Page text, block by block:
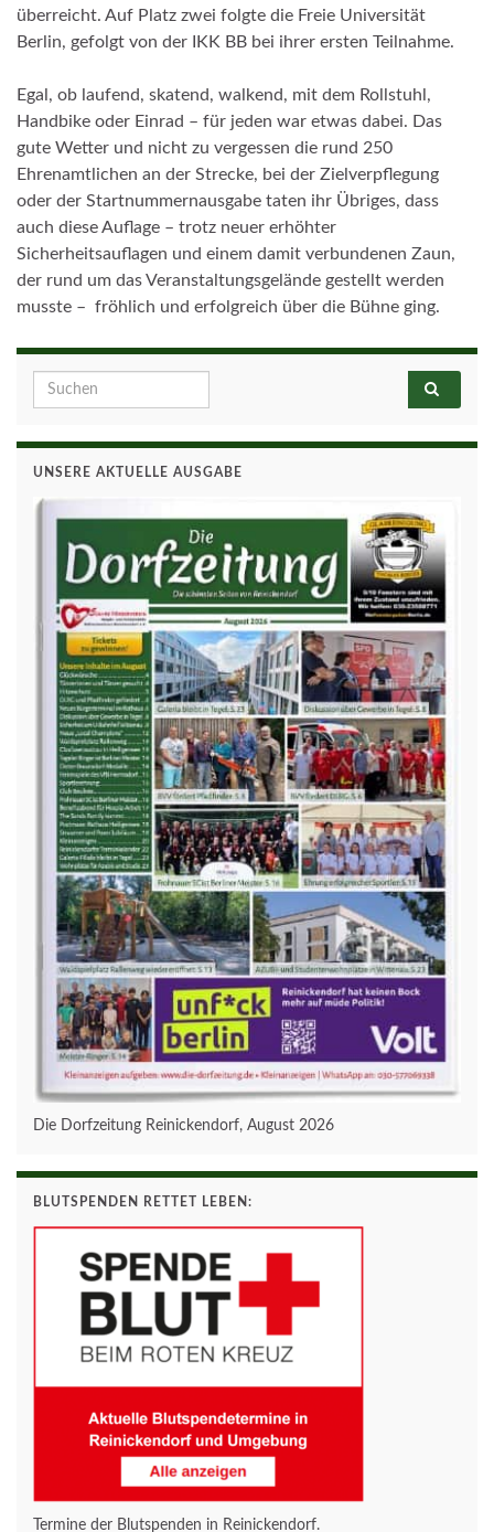
überreicht. Auf Platz zwei folgte die Freie Universität
Berlin, gefolgt von der IKK BB bei ihrer ersten Teilnahme.
Egal, ob laufend, skatend, walkend, mit dem Rollstuhl,
Handbike oder Einrad – für jeden war etwas dabei. Das
gute Wetter und nicht zu vergessen die rund 250
Ehrenamtlichen an der Strecke, bei der Zielverpflegung
oder der Startnummernausgabe taten ihr Übriges, dass
auch diese Auflage – trotz neuer erhöhter
Sicherheitsauflagen und einem damit verbundenen Zaun,
der rund um das Veranstaltungsgelände gestellt werden
musste – fröhlich und erfolgreich über die Bühne ging.
Search for:
UNSERE AKTUELLE AUSGABE
Die Dorfzeitung Reinickendorf, August 2026
BLUTSPENDEN RETTET LEBEN:
Termine der Blutspenden in Reinickendorf.